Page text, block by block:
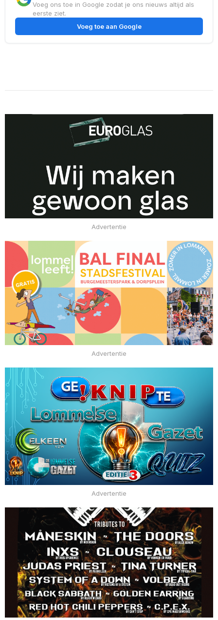
Voeg ons toe in Google zodat je ons nieuws altijd als
eerste ziet.
Voeg toe aan Google
Advertentie
Advertentie
Advertentie